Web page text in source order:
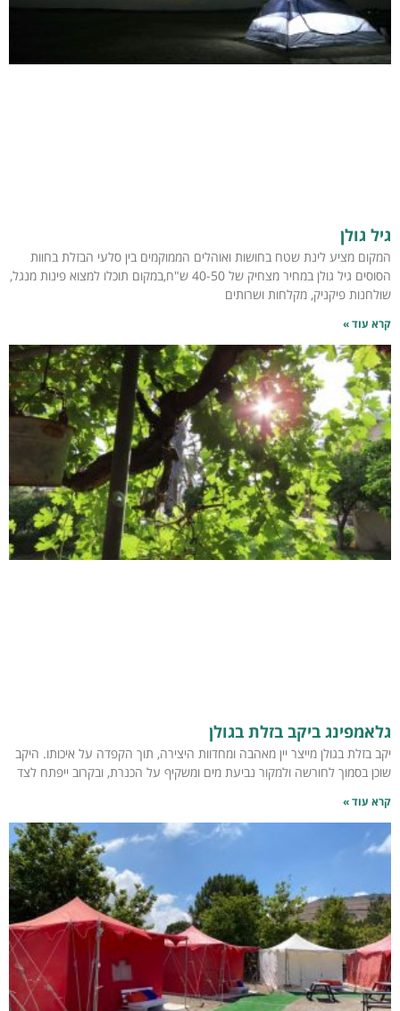
גיל גולן
המקום מציע לינת שטח בחושות ואוהלים הממוקמים בין סלעי הבזלת בחוות
הסוסים גיל גולן במחיר מצחיק של 40-50 ש"ח,במקום תוכלו למצוא פינות מנגל,
שולחנות פיקניק, מקלחות ושרותים
קרא עוד »
גלאמפינג ביקב בזלת בגולן
יקב בזלת בגולן מייצר יין מאהבה ומחדוות היצירה, תוך הקפדה על איכותו. היקב
שוכן בסמוך לחורשה ולמקור נביעת מים ומשקיף על הכנרת, ובקרוב ייפתח לצד
קרא עוד »